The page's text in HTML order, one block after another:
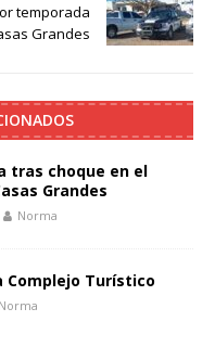
temporada
Grandes
tras choque en el
Grandes
Norma
Complejo Turístico
Norma